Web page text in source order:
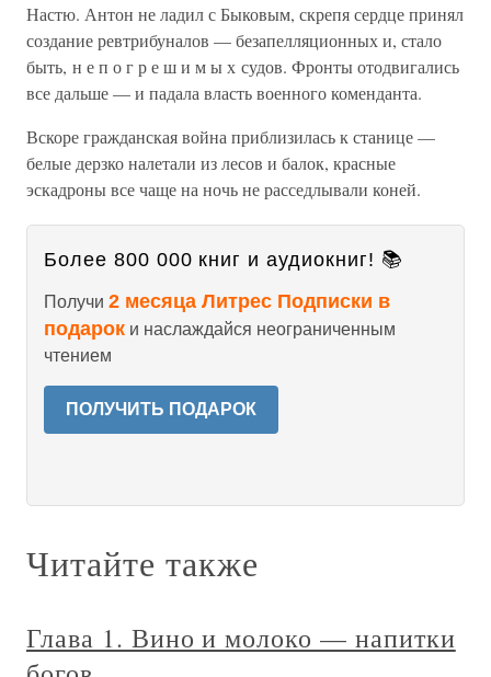
Настю. Антон не ладил с Быковым, скрепя сердце принял
создание ревтрибуналов — безапелляционных и, стало
быть, н е п о г р е ш и м ы х судов. Фронты отодвигались
все дальше — и падала власть военного коменданта.
Вскоре гражданская война приблизилась к станице —
белые дерзко налетали из лесов и балок, красные
эскадроны все чаще на ночь не расседлывали коней.
Более 800 000 книг и аудиокниг! 📚
Получи 2 месяца Литрес Подписки в
подарок и наслаждайся неограниченным
чтением
ПОЛУЧИТЬ ПОДАРОК
Читайте также
Глава 1. Вино и молоко — напитки